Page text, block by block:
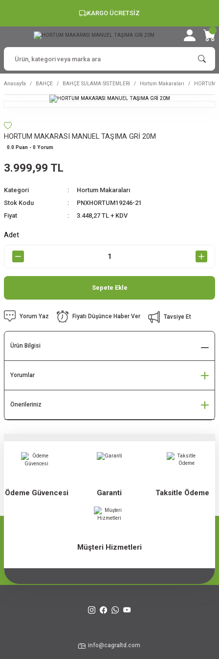
KARGO ÜCRETSİZ
Anasayfa BAHÇE BAHÇE SULAMA SİSTEMLERİ Hortum Makaraları HORTUM
HORTUM MAKARASI MANUEL TAŞIMA GRİ 20M
0.0 Puan - 0 Yorum
3.999,99 TL
Kategori
Hortum Makaraları
Stok Kodu
PNXHORTUM19246-21
Fiyat
3.448,27 TL + KDV
Adet
Sepete Ekle
Yorum Yaz Fiyatı Düşünce Haber Ver Tavsiye Et
Ürün Bilgisi
Yorumlar
Önerileriniz
Ödeme Güvencesi Garanti Taksitle Ödeme
Müşteri Hizmetleri
info@cagraltd.com